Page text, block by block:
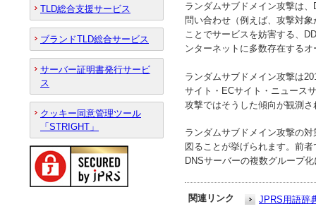
ランダムサブドメイン攻撃は
問い合わせ（例えば、攻撃対
ことでサービスを妨害する、
ンターネットに多数存在する
ランダムサブドメイン攻撃は
サイト・ECサイト・ニュース
攻撃ではそうした傾向が観測
ランダムサブドメイン攻撃の
図ることが挙げられます。前
DNSサーバーの複数グループ
関連リンク
JPRS用語辞
TLD総合支援サービス
ブランドTLD総合サービス
サーバー証明書発行サービ
ス
クッキー同意管理ツール
「STRIGHT」